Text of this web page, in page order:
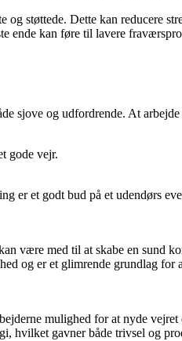
støttede. Dette kan reducere
ende kan føre til lavere
sjove og udfordrende. At
gode vejr.
er et godt bud på et udendørs
være med til at skabe en sund
og er et glimrende grundlag for
mulighed for at nyde
hvilket gavner både trivsel og